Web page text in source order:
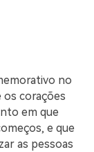
no
os corações
em que
e que
as pessoas